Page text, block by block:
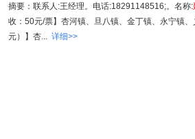
摘要：联系人:王经理。电话:18291148516;。名称:
收：50元/票】杏河镇、旦八镇、金丁镇、永宁镇
元）】杏... 详细>>